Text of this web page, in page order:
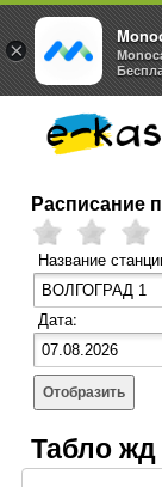
Расписание
Название
Дата:
Отобразить
Табло
×